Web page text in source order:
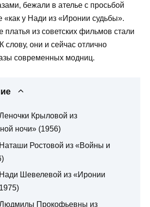
бежали в ателье с просьбой
«как у Нади из «Иронии судьбы».
платья из советских фильмов стали
слову, они и сейчас отлично
современных модниц.
Крыловой из
ночи» (1956)
Ростовой из «Войны и
Шевелевой из «Иронии
Прокофьевны из